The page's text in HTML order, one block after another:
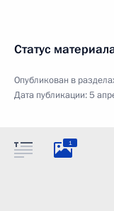
Статус
Опубликован в
Дата публикации:5
1